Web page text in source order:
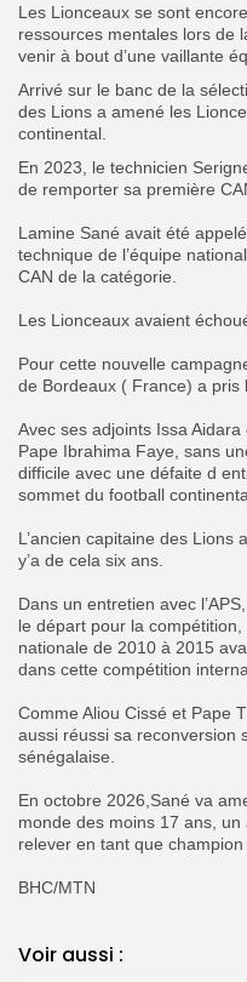
‎Les Lionceaux se sont
ressources mentales lors de
venir à bout d’une vaillante
Arrivé sur le banc de la
des Lions a amené les
continental.
‎En 2023, le technicien
de remporter sa première
‎Lamine Sané avait été
technique de l’équipe
CAN de la catégorie.
‎Les Lionceaux avaient
‎‎Pour cette nouvelle
de Bordeaux ( France) a pris
‎‎Avec ses adjoints Issa
Pape Ibrahima Faye, sans
difficile avec une défaite d
sommet du football
‎L’ancien capitaine des Lions
y’a de cela six ans.
‎Dans un entretien avec
le départ pour la compétition,
nationale de 2010 à 2015
dans cette compétition
‎Comme Aliou Cissé et Pape
aussi réussi sa reconversion
sénégalaise.
‎‎En octobre 2026,Sané va
monde des moins 17 ans, un
relever en tant que champion
‎BHC/MTN
Voir aussi :